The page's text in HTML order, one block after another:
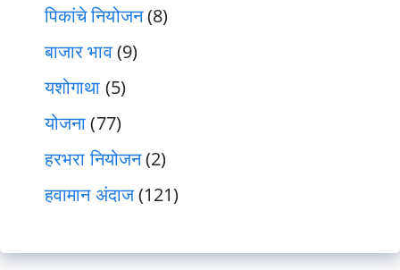
पिकांचे नियोजन(8)
बाजार भाव(9)
यशोगाथा (5)
योजना(77)
हरभरा नियोजन(2)
हवामान अंदाज(121)